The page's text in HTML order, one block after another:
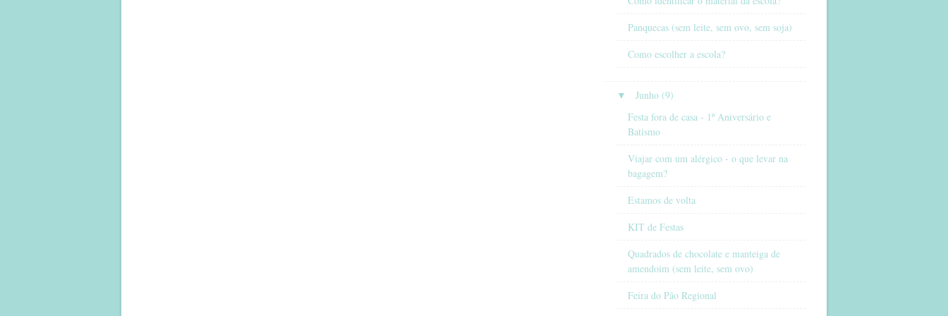
Panquecas (sem leite, sem ovo, sem soja)
Como escolher a escola?
▼
Junho (9)
Festa fora de casa - 1º Aniversário e
Batismo
Viajar com um alérgico - o que levar na
bagagem?
Estamos de volta
KIT de Festas
Quadrados de chocolate e manteiga de
amendoim (sem leite, sem ovo)
Feira do Pão Regional